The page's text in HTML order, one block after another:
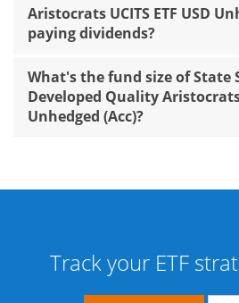
Aristocrats UCITS ETF USD
paying dividends?
What's the fund size of State
Developed Quality Aristocrats
Unhedged (Acc)?
Track your ETF